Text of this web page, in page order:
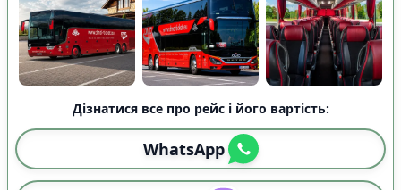
Дізнатися все про рейс і його вартість:
WhatsApp